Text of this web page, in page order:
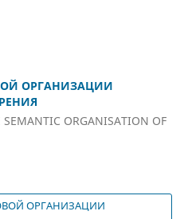
ОРГАНИЗАЦИИ
SEMANTIC ORGANISATION OF
ОРГАНИЗАЦИИ